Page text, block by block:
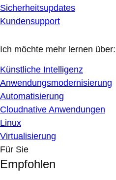
Sicherheitsupdates
Kundensupport
Ich möchte mehr lernen über:
Künstliche Intelligenz
Anwendungsmodernisierung
Automatisierung
Cloudnative Anwendungen
Linux
Virtualisierung
Für Sie
Empfohlen